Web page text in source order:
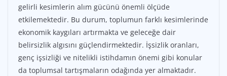
gelirli kesimlerin alım gücünü önemli ölçüde
etkilemektedir. Bu durum, toplumun farklı kesimlerinde
ekonomik kaygıları artırmakta ve geleceğe dair
belirsizlik algısını güçlendirmektedir. İşsizlik oranları,
genç işsizliği ve nitelikli istihdamın önemi gibi konular
da toplumsal tartışmaların odağında yer almaktadır.